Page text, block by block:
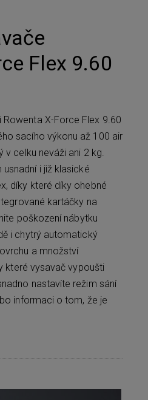
Flex 9.60
X-Force Flex 9.60
sacího výkonu až 100 air
v celku neváži ani 2 kg.
i již klasické
díky které díky ohebné
kartáčky na
poškození nábytku
i chytrý automatický
a množství
které vysavač vypoušti
nastavíte režim sání
informaci o tom, že je